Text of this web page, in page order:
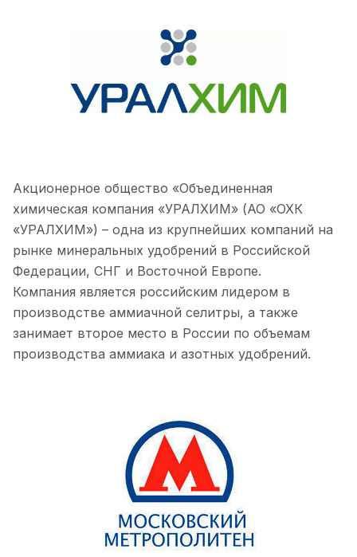
Акционерное общество «Объединенная
химическая компания «УРАЛХИМ» (АО «ОХК
«УРАЛХИМ») – одна из крупнейших компаний на
рынке минеральных удобрений в Российской
Федерации, СНГ и Восточной Европе.
Компания является российским лидером в
производстве аммиачной селитры, а также
занимает второе место в России по объемам
производства аммиака и азотных удобрений.